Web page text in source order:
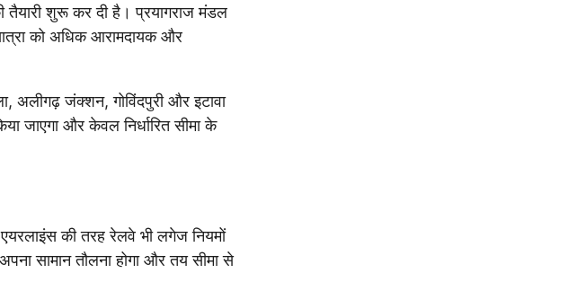
तैयारी शुरू कर दी है। प्रयागराज मंडल
को अधिक आरामदायक और
अलीगढ़ जंक्शन, गोविंदपुरी और इटावा
जाएगा और केवल निर्धारित सीमा के
की तरह रेलवे भी लगेज नियमों
सामान तौलना होगा और तय सीमा से